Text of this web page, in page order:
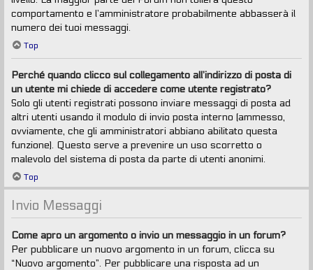
comportamento e l’amministratore probabilmente abbasserà il
numero dei tuoi messaggi.
Top
Perché quando clicco sul collegamento all’indirizzo di posta di
un utente mi chiede di accedere come utente registrato?
Solo gli utenti registrati possono inviare messaggi di posta ad
altri utenti usando il modulo di invio posta interno (ammesso,
ovviamente, che gli amministratori abbiano abilitato questa
funzione). Questo serve a prevenire un uso scorretto o
malevolo del sistema di posta da parte di utenti anonimi.
Top
Invio Messaggi
Come apro un argomento o invio un messaggio in un forum?
Per pubblicare un nuovo argomento in un forum, clicca su
“Nuovo argomento”. Per pubblicare una risposta ad un